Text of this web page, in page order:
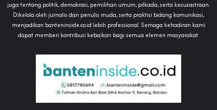
juga tentang politik, demokrasi, pemilihan umum, pilkada, serta kesusastraan.
Dikelola oleh jurnalis dan penulis muda, serta praktisi bidang komunikasi,
menjadikan banteninside.co.id lebih professional. Semoga kehadiran kami
dapat memberi kontribusi kebaikan bagi semua elemen masyarakat.